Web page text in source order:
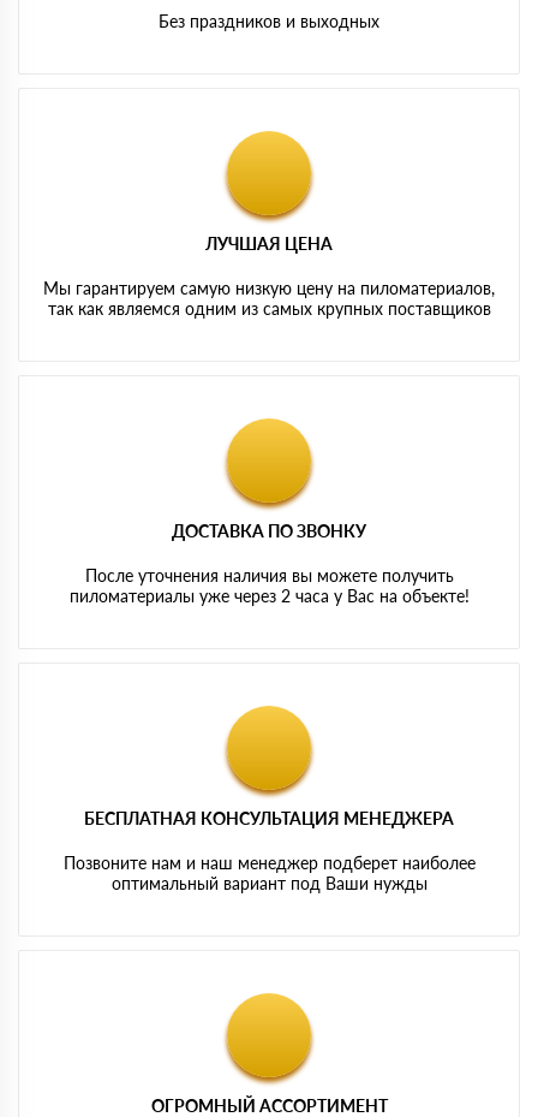
Без праздников и выходных
ЛУЧШАЯ ЦЕНА
Мы гарантируем самую низкую цену на пиломатериалов,
так как являемся одним из самых крупных поставщиков
ДОСТАВКА ПО ЗВОНКУ
После уточнения наличия вы можете получить
пиломатериалы уже через 2 часа у Вас на объекте!
БЕСПЛАТНАЯ КОНСУЛЬТАЦИЯ МЕНЕДЖЕРА
Позвоните нам и наш менеджер подберет наиболее
оптимальный вариант под Ваши нужды
ОГРОМНЫЙ АССОРТИМЕНТ